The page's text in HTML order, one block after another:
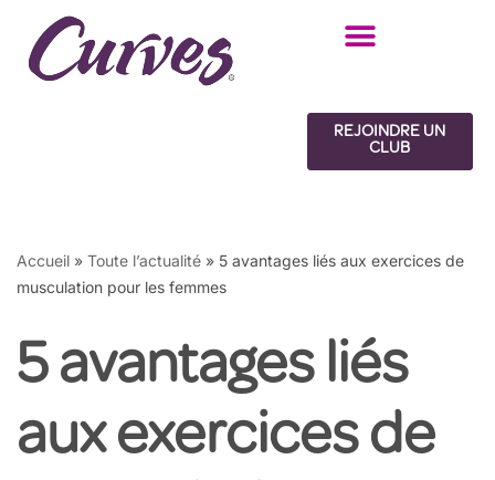
Aller
REJOINDRE UN
CLUB
Accueil » Toute l’actualité » 5 avantages liés aux exercices de
musculation pour les femmes
5 avantages liés
aux exercices de